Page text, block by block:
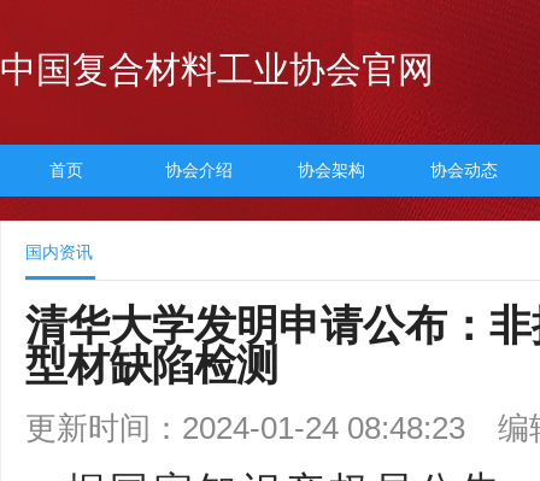
中国复合材料工业协会官网
首页 协会介绍 协会架构 协会动态
国内资讯
清华大学发明申请公布：
型材缺陷检测
更新时间：2024-01-24 08:48:23 编